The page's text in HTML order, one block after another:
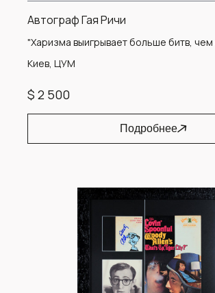
Автограф Гая Ричи
"Харизма выигрывает больше битв, чем
Киев, ЦУМ
$ 2 500
Подробнее